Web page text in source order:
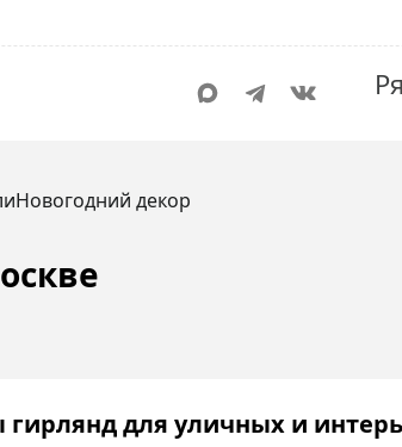
Новогодний декор
для уличных и